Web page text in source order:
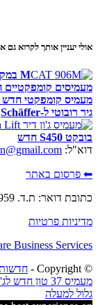
אולי יעניין אותך לקרוא
M במקום K; מעמיסים חדשים לקטרפילר
מעמיסים קומפקטיים
מעמיס קומפקטי חדש
גיר רובוטי ל-Schäffer
בובקט S450 חדש
דוא"ל:
⬅ פרסום באתר
כתובת דואר: ת.ד. 959, חרוצים, מיקוד 60917
מדיניות פרטיות
Business Services
© ‫Copyright -
חדשות
מעמיס 37 טון חדש לג'ון דיר
גלול למעלה